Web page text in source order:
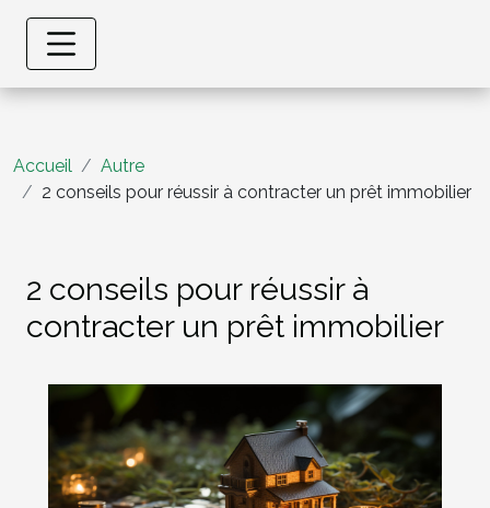
Accueil
Autre
2 conseils pour réussir à contracter un prêt immobilier
2 conseils pour réussir à
contracter un prêt immobilier